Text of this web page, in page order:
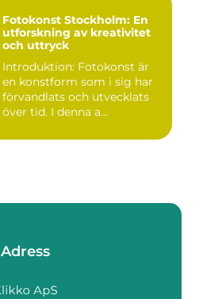
Fotokonst Stockholm: En
utforskning av kreativitet
och uttryck
Introduktion: Fotokonst är
en konstform som i sig har
förvandlats och utvecklats
över tid. I denna a...
Adress